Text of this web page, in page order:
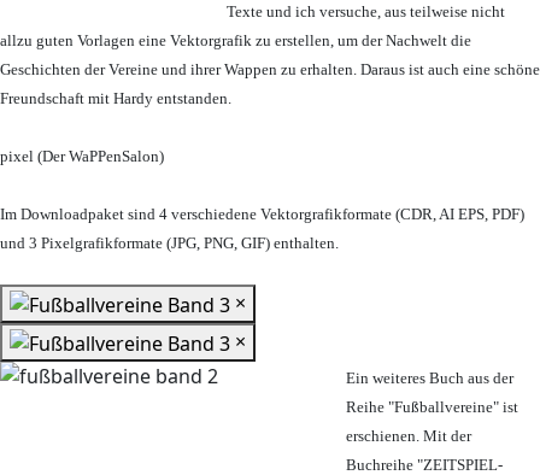
Texte und ich versuche, aus teilweise nicht
allzu guten Vorlagen eine Vektorgrafik zu erstellen, um der Nachwelt die
Geschichten der Vereine und ihrer Wappen zu erhalten. Daraus ist auch eine schöne
Freundschaft mit Hardy entstanden.
pixel (Der WaPPenSalon)
Im Downloadpaket sind 4 verschiedene Vektorgrafikformate (CDR, AI EPS, PDF)
und 3 Pixelgrafikformate (JPG, PNG, GIF) enthalten.
×
×
Ein weiteres Buch aus der
Reihe "Fußballvereine" ist
erschienen. Mit der
Buchreihe "ZEITSPIEL-